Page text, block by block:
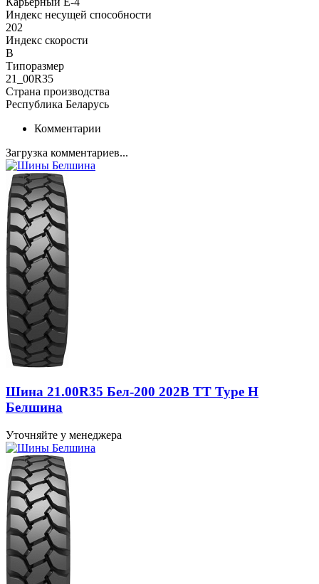
Индекс несущей способности
202
Индекс скорости
B
Типоразмер
21_00R35
Страна производства
Республика Беларусь
Комментарии
Загрузка комментариев...
Шина 21.00R35 Бел-200 202B TT Type H
Белшина
Уточняйте у менеджера